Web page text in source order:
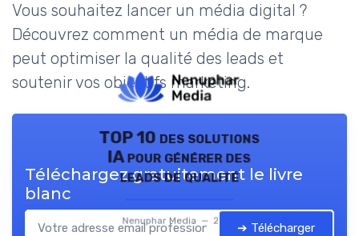
Vous souhaitez lancer un média digital ?
Découvrez comment un média de marque
peut optimiser la qualité des leads et
soutenir vos objectifs marketing.
TOP 10 des solutions
IA pour générer des
leads de qualité
Nenuphar Media — 2026
Téléchargez gratuitement le livre
blanc
➔ Télécharger